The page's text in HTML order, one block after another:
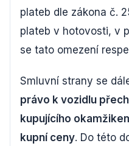
plateb dle zákona č.
plateb v hotovosti, v
se tato omezení
Smluvní strany se
právo k vozidlu
kupujícího
kupní ceny. Do této